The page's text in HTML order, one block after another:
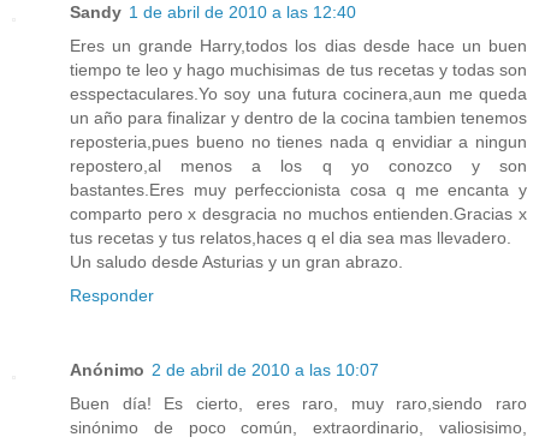
Sandy 1 de abril de 2010 a las 12:40
Eres un grande Harry,todos los dias desde hace un buen
tiempo te leo y hago muchisimas de tus recetas y todas son
esspectaculares.Yo soy una futura cocinera,aun me queda
un año para finalizar y dentro de la cocina tambien tenemos
reposteria,pues bueno no tienes nada q envidiar a ningun
repostero,al menos a los q yo conozco y son
bastantes.Eres muy perfeccionista cosa q me encanta y
comparto pero x desgracia no muchos entienden.Gracias x
tus recetas y tus relatos,haces q el dia sea mas llevadero.
Un saludo desde Asturias y un gran abrazo.
Responder
Anónimo 2 de abril de 2010 a las 10:07
Buen día! Es cierto, eres raro, muy raro,siendo raro
sinónimo de poco común, extraordinario, valiosisimo,